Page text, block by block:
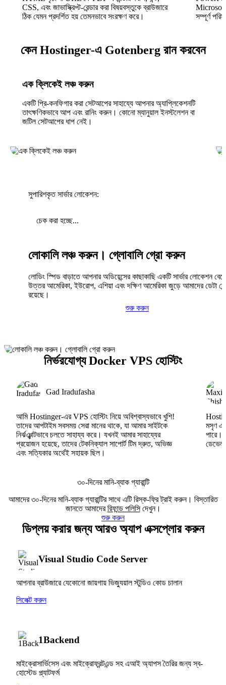
CSS, এবং জাভাস্ক্রিপ্ট-রেন্ডার করা বিষয়বস্তুকে ব্রাউজারে
ঠিক যেমন প্রদর্শিত হয় তেমনভাবে সংরক্ষণ করে।
Microsoft
সম্পূর্ণ
কেন Hostinger-এ Gotenberg রান করবেন
এক ক্লিকেই লঞ্চ করুন
একটি প্রি-কনফিগার করা সেটআপের সাহায্যে আপনার অ্যাপ্লিকেশনটি
তাৎক্ষণিকভাবে আপ এবং রানিং করুন। কোনো ম্যানুয়াল ইনস্টলেশন বা
জটিল সেটআপের ধাপ নেই।
সুপারিশকৃত সার্ভার লোকেশন:
চেক করা হচ্ছে...
লোকালি লঞ্চ করুন। গ্লোবালি গ্রো করুন
লোডিং স্পিড বাড়াতে আপনার অডিয়েন্সের কাছাকাছি একটি সার্ভার লোকেশন
উত্তর আমেরিকা, ইউরোপ, এশিয়া এবং দক্ষিণ আমেরিকা জুড়ে আমাদের ডেটা
রয়েছে।
শুরু করুন
নির্ভরযোগ্য Docker VPS হোস্টিং
Gad Iradufasha
আমি Hostinger-এর VPS হোস্টিং নিয়ে অবিশ্বাস্যভাবে খুশি!
তাদের আপটাইম সবসময় সেরা মানের থাকে, যা আমার সাইটকে
নির্ঝঞ্ঝাটভাবে চলতে সাহায্য করে। যখনই আমার সাহায্যের
প্রয়োজন হয়েছে, তাদের টেকনিক্যাল সাপোর্ট টিম দ্রুত, অভিজ্ঞ
এবং সত্যিকার অর্থেই সহায়ক ছিল।
মসৃণ
৩০-দিনের মানি-ব্যাক গ্যারান্টি
আমাদের ৩০-দিনের মানি-ব্যাক গ্যারান্টির সাথে এটি রিস্ক-ফ্রি ট্রাই করুন। বিস্তারিত
জানতে আমাদেররিফান্ড পলিসিদেখুন।
শুরু করুন
ডিপ্লয় করার জন্য আরও অ্যাপ এক্সপ্লোর করুন
Visual Studio Code Server
আপনার ব্রাউজারে যেকোনো জায়গায় ভিজ্যুয়াল স্টুডিও কোড চালান
সিলেক্ট করুন
1Backend
মাইক্রোসার্ভিসেস এবং মাইক্রোফ্রন্টএন্ড সহ এআই অ্যাপস তৈরির জন্য স্ব-
হোস্টেড প্ল্যাটফর্ম